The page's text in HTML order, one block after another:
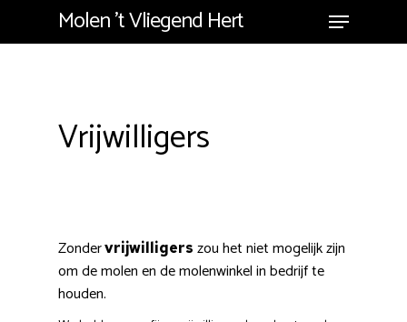
Molen 't Vliegend Hert
Vrijwilligers
Zondervrijwilligers zou het niet mogelijk zijn
om de molen en de molenwinkel in bedrijf te
houden.